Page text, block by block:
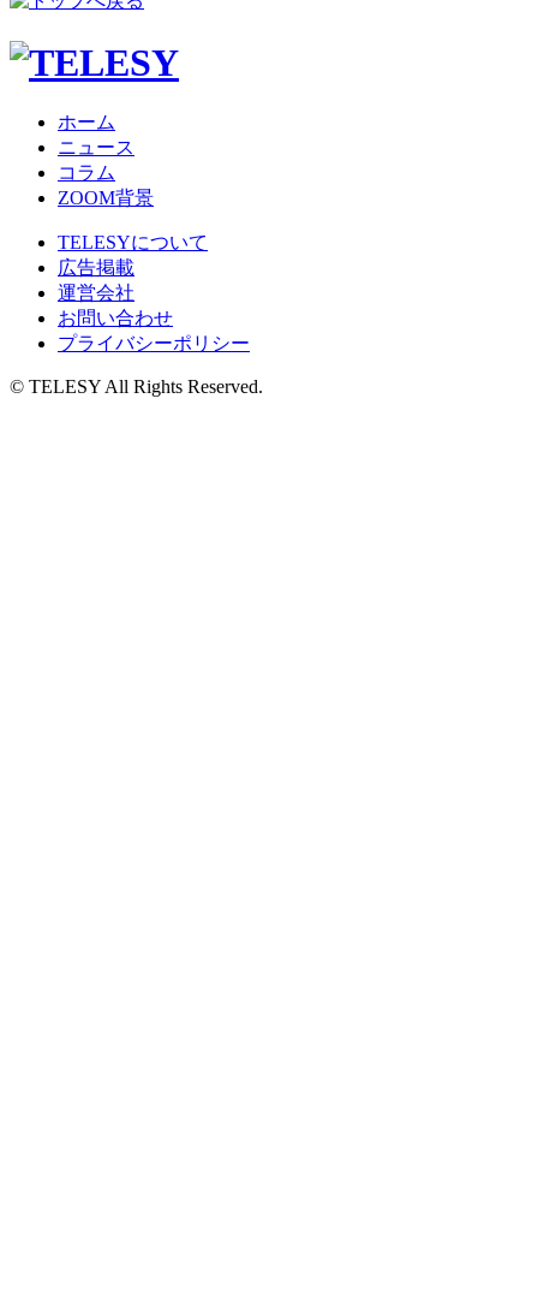
ホーム
ニュース
コラム
ZOOM背景
TELESYについて
広告掲載
運営会社
お問い合わせ
プライバシーポリシー
© TELESY All Rights Reserved.